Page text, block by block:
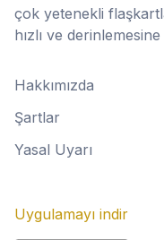
çok yetenekli
hızlı ve
Hakkımızda
Şartlar
Yasal Uyarı
Uygulamayı indir